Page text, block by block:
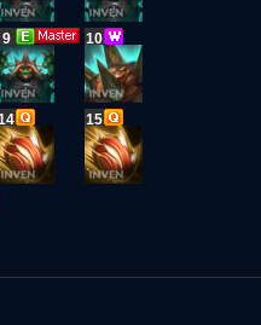
9 10
15